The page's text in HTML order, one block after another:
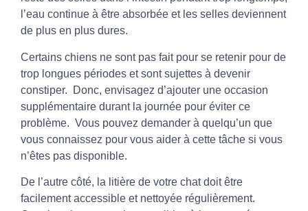
l’eau continue à être absorbée et les selles deviennent
de plus en plus dures.
Certains chiens ne sont pas fait pour se retenir pour de
trop longues périodes et sont sujettes à devenir
constiper. Donc, envisagez d’ajouter une occasion
supplémentaire durant la journée pour éviter ce
problème. Vous pouvez demander à quelqu’un que
vous connaissez pour vous aider à cette tâche si vous
n’êtes pas disponible.
De l’autre côté, la litière de votre chat doit être
facilement accessible et nettoyée régulièrement.